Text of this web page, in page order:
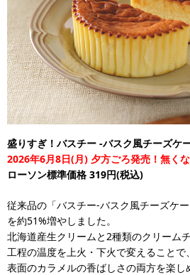
盛りすぎ！バスチー -バスク風チーズケ
2026年6月8日(月) 夕方ごろ発売！無く
ローソン標準価格 319円(税込)
従来品の「バスチー-バスク風チーズケ
を約51%増やしました。
北海道産生クリームと2種類のクリーム
工程の温度を上火・下火で変えることで
表面のカラメルの香ばしさの両方を楽し